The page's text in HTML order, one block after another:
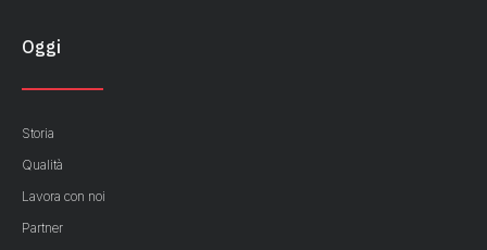
Oggi
Storia
Qualità
Lavora con noi
Partner